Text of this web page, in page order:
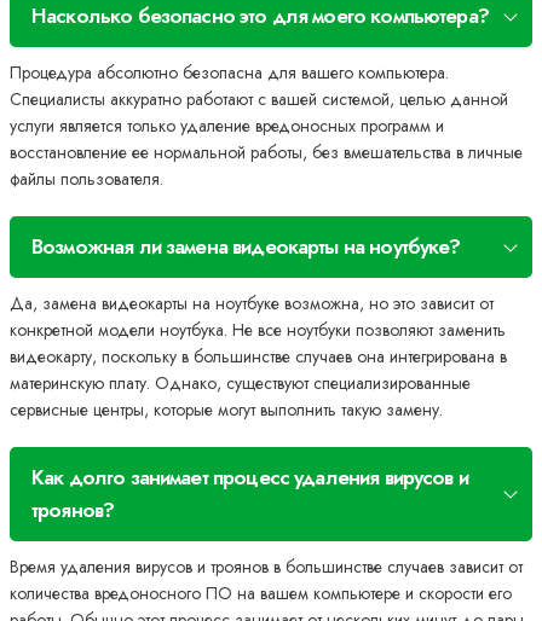
Насколько безопасно это для моего компьютера?
Процедура абсолютно безопасна для вашего компьютера.
Специалисты аккуратно работают с вашей системой, целью данной
услуги является только удаление вредоносных программ и
восстановление ее нормальной работы, без вмешательства в личные
файлы пользователя.
Возможная ли замена видеокарты на ноутбуке?
Да, замена видеокарты на ноутбуке возможна, но это зависит от
конкретной модели ноутбука. Не все ноутбуки позволяют заменить
видеокарту, поскольку в большинстве случаев она интегрирована в
материнскую плату. Однако, существуют специализированные
сервисные центры, которые могут выполнить такую замену.
Как долго занимает процесс удаления вирусов и
троянов?
Время удаления вирусов и троянов в большинстве случаев зависит от
количества вредоносного ПО на вашем компьютере и скорости его